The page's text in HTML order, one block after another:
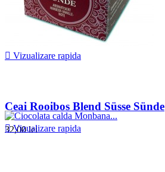
 Vizualizare rapida
Ceai Rooibos Blend Süsse Sünde
32,00 lei
Vizualizare rapida